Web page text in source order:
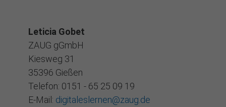
Leticia Gobet
ZAUG gGmbH
Kiesweg 31
35396 Gießen
Telefon: 0151 - 65 25 09 19
E-Mail: digitaleslernen@zaug.de